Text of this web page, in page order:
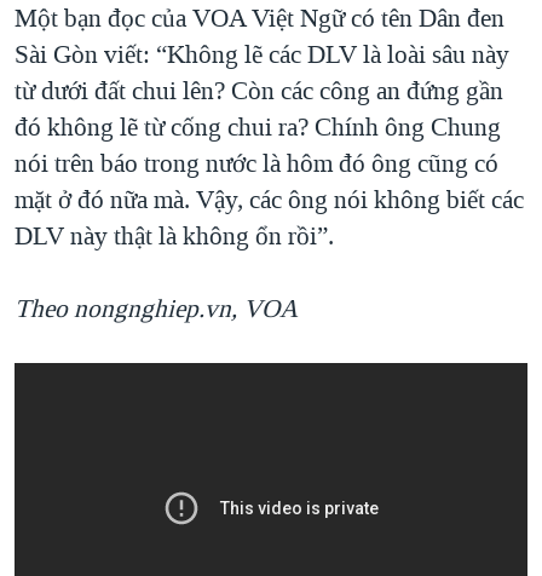
Một bạn đọc của VOA Việt Ngữ có tên Dân đen
Sài Gòn viết: “Không lẽ các DLV là loài sâu này
từ dưới đất chui lên? Còn các công an đứng gần
đó không lẽ từ cống chui ra? Chính ông Chung
nói trên báo trong nước là hôm đó ông cũng có
mặt ở đó nữa mà. Vậy, các ông nói không biết các
DLV này thật là không ổn rồi”.
Theo nongnghiep.vn, VOA